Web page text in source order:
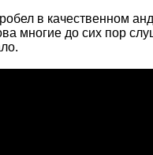
в качественном
многие до сих пор